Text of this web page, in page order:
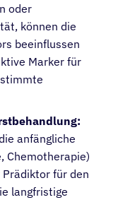
oder
können die
beeinflussen
Marker für
anfängliche
Chemotherapie)
für den
langfristige